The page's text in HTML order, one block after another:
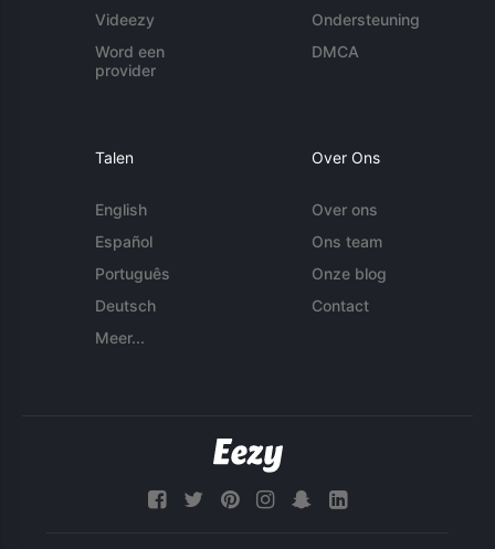
Videezy
Word een
provider
Ondersteuning
DMCA
Talen
English
Español
Português
Deutsch
Meer...
Over Ons
Over ons
Ons team
Onze blog
Contact